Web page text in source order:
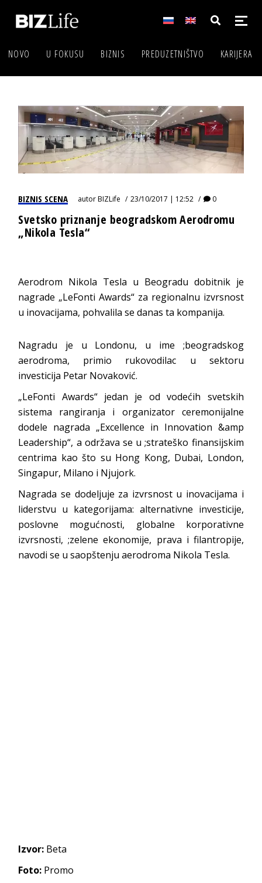
NOVO U FOKUSU BIZNIS PREDUZETNIŠTVO KARIJERA
BIZNIS SCENA autorBIZLife 23/10/2017 | 12:52 0
Svetsko priznanje beogradskom Aerodromu
„Nikola Tesla“
Aerodrom Nikola Tesla u Beogradu dobitnik je
nagrade „LeFonti Awards“ za regionalnu izvrsnost
u inovacijama, pohvalila se danas ta kompanija.
Nagradu je u Londonu, u ime ;beogradskog
aerodroma, primio rukovodilac u sektoru
investicija Petar Novaković.
„LeFonti Awards“ jedan je od vodećih svetskih
sistema rangiranja i organizator ceremonijalne
dodele nagrada „Excellence in Innovation &amp
Leadership“, a održava se u ;strateško finansijskim
centrima kao što su Hong Kong, Dubai, London,
Singapur, Milano i Njujork.
Nagrada se dodeljuje za izvrsnost u inovacijama i
liderstvu u kategorijama: alternativne investicije,
poslovne mogućnosti, globalne korporativne
izvrsnosti, ;zelene ekonomije, prava i filantropije,
navodi se u saopštenju aerodroma Nikola Tesla.
Izvor: Beta
Foto: Promo